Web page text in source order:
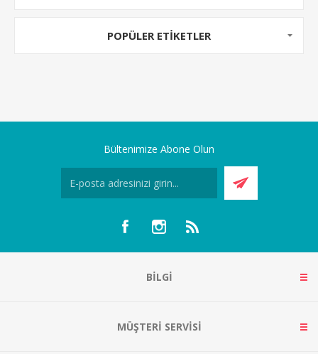
POPÜLER ETIKETLER
Bültenimize Abone Olun
BILGI
MÜŞTERI SERVISI